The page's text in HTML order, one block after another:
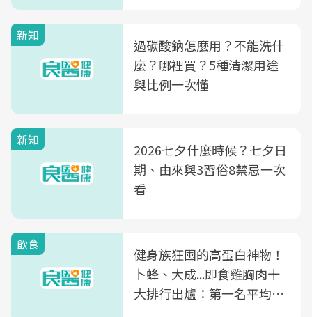
新知
過碳酸鈉怎麼用？不能洗什
麼？哪裡買？5種清潔用途
與比例一次懂
新知
2026七夕什麼時候？七夕日
期、由來與3習俗8禁忌一次
看
飲食
健身族狂囤的高蛋白神物！
卜蜂、大成...即食雞胸肉十
大排行出爐：第一名平均一